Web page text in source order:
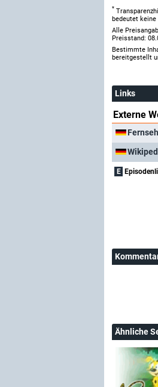
*
bedeutet keine
Alle
Preisstand:
Bestimmte
bereitgestellt
Links
Externe
E
Ähnliche